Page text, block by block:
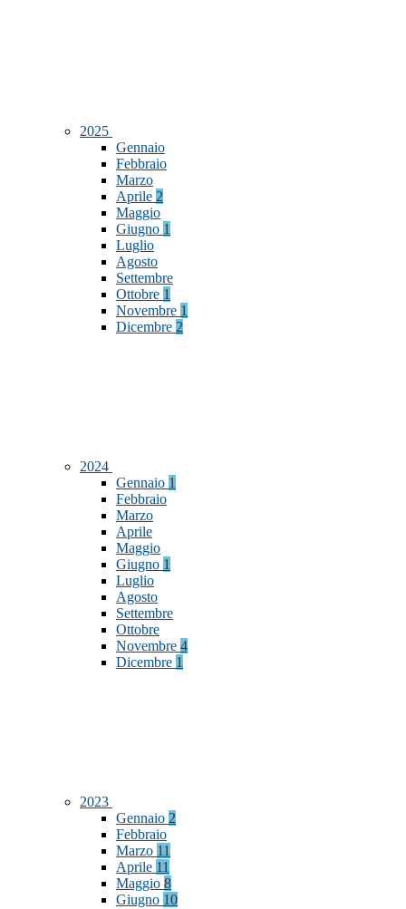
2025
Gennaio
Febbraio
Marzo
Aprile 2
Maggio
Giugno 1
Luglio
Agosto
Settembre
Ottobre 1
Novembre 1
Dicembre 2
2024
Gennaio 1
Febbraio
Marzo
Aprile
Maggio
Giugno 1
Luglio
Agosto
Settembre
Ottobre
Novembre 4
Dicembre 1
2023
Gennaio 2
Febbraio
Marzo 11
Aprile 11
Maggio 8
Giugno 10